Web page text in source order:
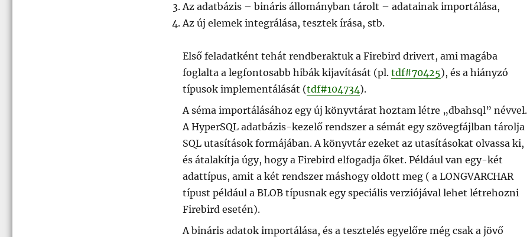
Az adatbázis – bináris állományban tárolt – adatainak importálása,
Az új elemek integrálása, tesztek írása, stb.
Első feladatként tehát rendberaktuk a Firebird drivert, ami magába
foglalta a legfontosabb hibák kijavítását (pl. tdf#70425), és a hiányzó
típusok implementálását (tdf#104734).
A séma importálásához egy új könyvtárat hoztam létre „dbahsql” névvel.
A HyperSQL adatbázis-kezelő rendszer a sémát egy szövegfájlban tárolja
SQL utasítások formájában. A könyvtár ezeket az utasításokat olvassa ki,
és átalakítja úgy, hogy a Firebird elfogadja őket. Például van egy-két
adattípus, amit a két rendszer máshogy oldott meg ( a LONGVARCHAR
típust például a BLOB típusnak egy speciális verziójával lehet létrehozni
Firebird esetén).
A bináris adatok importálása, és a tesztelés egyelőre még csak a jövő